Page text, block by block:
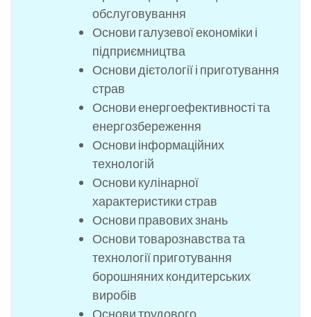
обслуговування
Основи галузевої економіки і
підприємництва
Основи дієтології і приготування
страв
Основи енергоефективності та
енергозбереження
Основи інформаційних
технологій
Основи кулінарної
характеристики страв
Основи правових знань
Основи товарознавства та
технології приготування
борошняних кондитерських
виробів
Основи трудового